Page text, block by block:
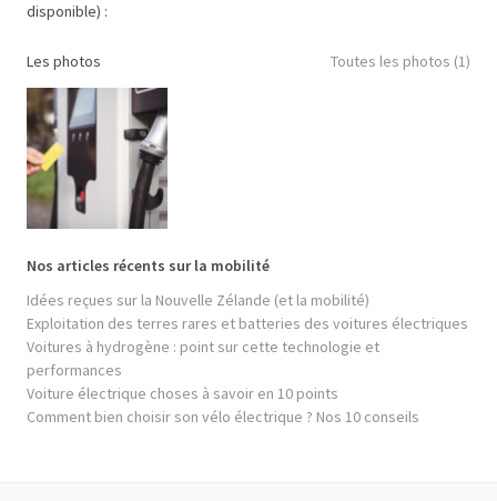
disponible) :
Les photos Toutes les photos (1)
Nos articles récents sur la mobilité
Idées reçues sur la Nouvelle Zélande (et la mobilité)
Exploitation des terres rares et batteries des voitures électriques
Voitures à hydrogène : point sur cette technologie et
performances
Voiture électrique choses à savoir en 10 points
Comment bien choisir son vélo électrique ? Nos 10 conseils